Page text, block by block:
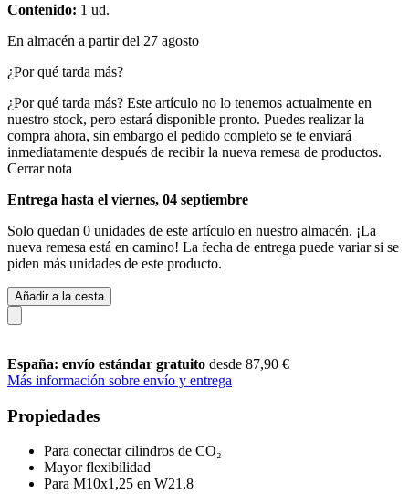
Contenido: 1 ud.
En almacén a partir del 27 agosto
¿Por qué tarda más?
¿Por qué tarda más? Este artículo no lo tenemos actualmente en
nuestro stock, pero estará disponible pronto. Puedes realizar la
compra ahora, sin embargo el pedido completo se te enviará
inmediatamente después de recibir la nueva remesa de productos.
Cerrar nota
Entrega hasta el viernes, 04 septiembre
Solo quedan 0 unidades de este artículo en nuestro almacén. ¡La
nueva remesa está en camino! La fecha de entrega puede variar si se
piden más unidades de este producto.
Añadir a la cesta
España: envío estándar gratuito desde 87,90 €
Más información sobre envío y entrega
Propiedades
Para conectar cilindros de CO₂
Mayor flexibilidad
Para M10x1,25 en W21,8